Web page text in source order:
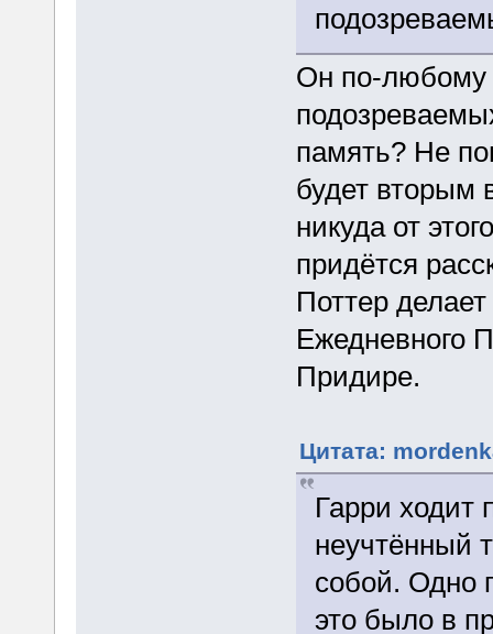
Он по-любому
память? Не
будет вторым
никуда от
придётся
Поттер
Ежедневного
Придире.
Цитата:
Гарри ходит
неучтённый
собой. Одно
это было в